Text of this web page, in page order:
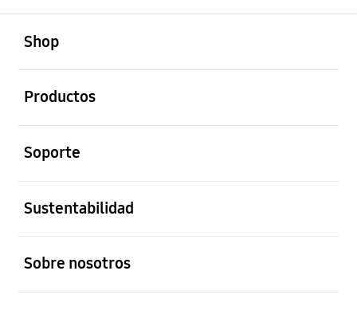
Shop
Productos
Soporte
Sustentabilidad
Sobre nosotros